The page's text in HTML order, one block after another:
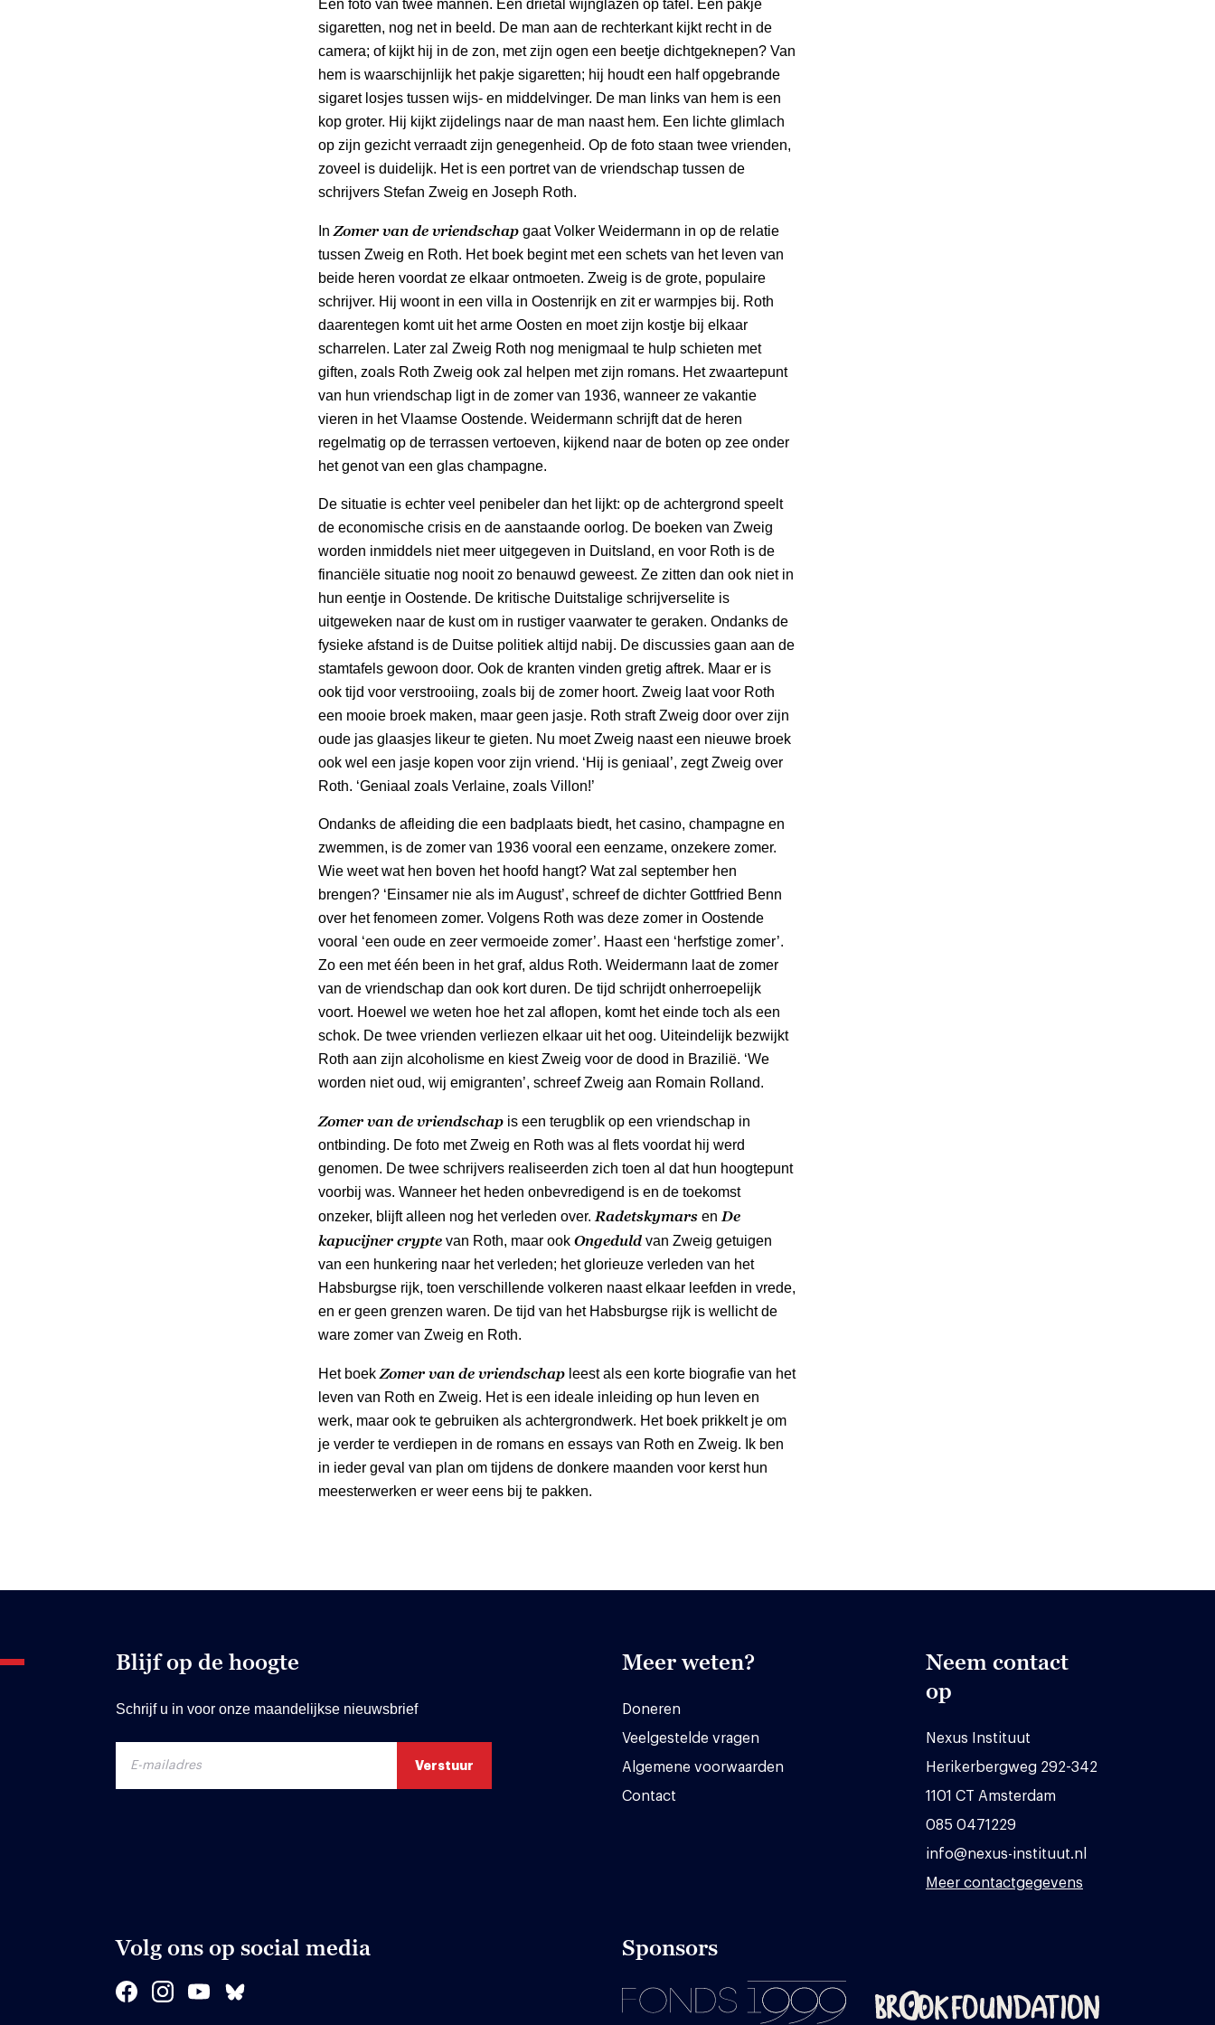
Een foto van twee mannen. Een drietal wijnglazen op tafel. Een pakje
sigaretten, nog net in beeld. De man aan de rechterkant kijkt recht in de
camera; of kijkt hij in de zon, met zijn ogen een beetje dichtgeknepen? Van
hem is waarschijnlijk het pakje sigaretten; hij houdt een half opgebrande
sigaret losjes tussen wijs- en middelvinger. De man links van hem is een
kop groter. Hij kijkt zijdelings naar de man naast hem. Een lichte glimlach
op zijn gezicht verraadt zijn genegenheid. Op de foto staan twee vrienden,
zoveel is duidelijk. Het is een portret van de vriendschap tussen de
schrijvers Stefan Zweig en Joseph Roth.
In Zomer van de vriendschap gaat Volker Weidermann in op de relatie
tussen Zweig en Roth. Het boek begint met een schets van het leven van
beide heren voordat ze elkaar ontmoeten. Zweig is de grote, populaire
schrijver. Hij woont in een villa in Oostenrijk en zit er warmpjes bij. Roth
daarentegen komt uit het arme Oosten en moet zijn kostje bij elkaar
scharrelen. Later zal Zweig Roth nog menigmaal te hulp schieten met
giften, zoals Roth Zweig ook zal helpen met zijn romans. Het zwaartepunt
van hun vriendschap ligt in de zomer van 1936, wanneer ze vakantie
vieren in het Vlaamse Oostende. Weidermann schrijft dat de heren
regelmatig op de terrassen vertoeven, kijkend naar de boten op zee onder
het genot van een glas champagne.
De situatie is echter veel penibeler dan het lijkt: op de achtergrond speelt
de economische crisis en de aanstaande oorlog. De boeken van Zweig
worden inmiddels niet meer uitgegeven in Duitsland, en voor Roth is de
financiële situatie nog nooit zo benauwd geweest. Ze zitten dan ook niet in
hun eentje in Oostende. De kritische Duitstalige schrijverselite is
uitgeweken naar de kust om in rustiger vaarwater te geraken. Ondanks de
fysieke afstand is de Duitse politiek altijd nabij. De discussies gaan aan de
stamtafels gewoon door. Ook de kranten vinden gretig aftrek. Maar er is
ook tijd voor verstrooiing, zoals bij de zomer hoort. Zweig laat voor Roth
een mooie broek maken, maar geen jasje. Roth straft Zweig door over zijn
oude jas glaasjes likeur te gieten. Nu moet Zweig naast een nieuwe broek
ook wel een jasje kopen voor zijn vriend. ‘Hij is geniaal’, zegt Zweig over
Roth. ‘Geniaal zoals Verlaine, zoals Villon!’
Ondanks de afleiding die een badplaats biedt, het casino, champagne en
zwemmen, is de zomer van 1936 vooral een eenzame, onzekere zomer.
Wie weet wat hen boven het hoofd hangt? Wat zal september hen
brengen? ‘Einsamer nie als im August’, schreef de dichter Gottfried Benn
over het fenomeen zomer. Volgens Roth was deze zomer in Oostende
vooral ‘een oude en zeer vermoeide zomer’. Haast een ‘herfstige zomer’.
Zo een met één been in het graf, aldus Roth. Weidermann laat de zomer
van de vriendschap dan ook kort duren. De tijd schrijdt onherroepelijk
voort. Hoewel we weten hoe het zal aflopen, komt het einde toch als een
schok. De twee vrienden verliezen elkaar uit het oog. Uiteindelijk bezwijkt
Roth aan zijn alcoholisme en kiest Zweig voor de dood in Brazilië. ‘We
worden niet oud, wij emigranten’, schreef Zweig aan Romain Rolland.
Zomer van de vriendschap is een terugblik op een vriendschap in
ontbinding. De foto met Zweig en Roth was al flets voordat hij werd
genomen. De twee schrijvers realiseerden zich toen al dat hun hoogtepunt
voorbij was. Wanneer het heden onbevredigend is en de toekomst
onzeker, blijft alleen nog het verleden over. Radetskymars en De
kapucijner crypte van Roth, maar ook Ongeduld van Zweig getuigen
van een hunkering naar het verleden; het glorieuze verleden van het
Habsburgse rijk, toen verschillende volkeren naast elkaar leefden in vrede,
en er geen grenzen waren. De tijd van het Habsburgse rijk is wellicht de
ware zomer van Zweig en Roth.
Het boek Zomer van de vriendschap leest als een korte biografie van het
leven van Roth en Zweig. Het is een ideale inleiding op hun leven en
werk, maar ook te gebruiken als achtergrondwerk. Het boek prikkelt je om
je verder te verdiepen in de romans en essays van Roth en Zweig. Ik ben
in ieder geval van plan om tijdens de donkere maanden voor kerst hun
meesterwerken er weer eens bij te pakken.
Blijf op de hoogte
Schrijf u in voor onze maandelijkse nieuwsbrief
Meer weten?
Doneren
Veelgestelde vragen
Algemene voorwaarden
Contact
Neem contact
op
Nexus Instituut
Herikerbergweg 292-342
1101 CT Amsterdam
085 0471229
info@nexus-instituut.nl
Meer contactgegevens
Volg ons op social media Sponsors